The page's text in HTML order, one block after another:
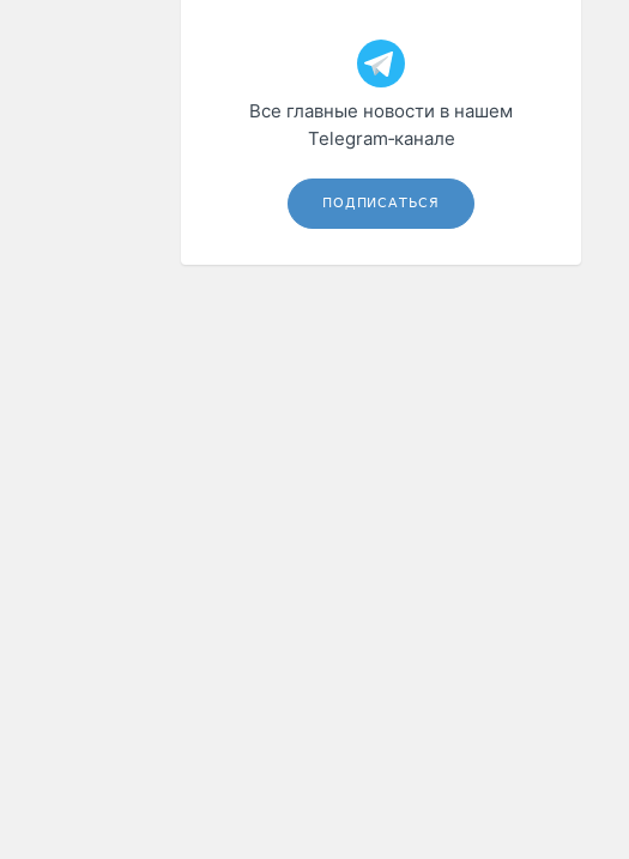
Все главные новости в нашем
Telegram‑канале
ПОДПИСАТЬСЯ